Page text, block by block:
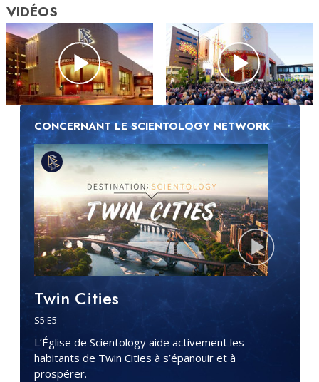
VIDÉOS
CONCERNANT LE SCIENTOLOGY NETWORK
Twin Cities
S5·E5
L’Église de Scientology aide activement les
habitants de Twin Cities à s’épanouir et à
prospérer.